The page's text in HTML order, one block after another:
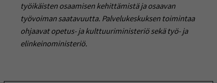
työikäisten osaamisen kehittämistä ja osaavan
työvoiman saatavuutta. Palvelukeskuksen toimintaa
ohjaavat opetus- ja kulttuuriministeriö sekä työ- ja
elinkeinoministeriö.